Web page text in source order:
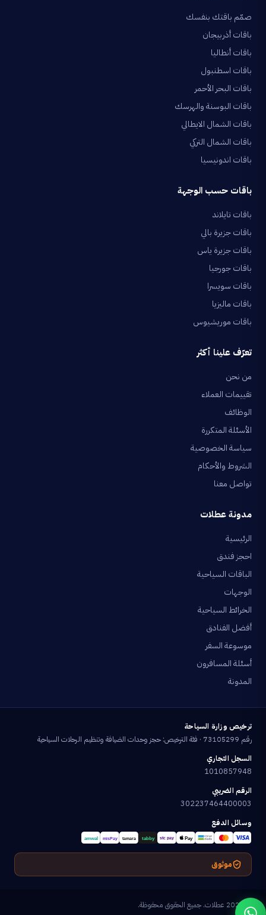
صمّم باقتك بنفسك
باقات أذربيجان
باقات أنطاليا
باقات اسطنبول
باقات البحر الأحمر
باقات البوسنة والهرسك
باقات الشمال الايطالي
باقات الشمال التركي
باقات اندونيسيا
باقات حسب الوجهة
باقات تايلاند
باقات جزيرة بالي
باقات جزيرة ياس
باقات جورجيا
باقات سويسرا
باقات ماليزيا
باقات موريشيوس
تعرّف علينا أكثر
من نحن
تقييمات العملاء
الوظائف
الأسئلة المتكررة
سياسة الخصوصية
الشروط والأحكام
تواصل معنا
مدونة عطلات
الرئيسية
احجز فندق
الباقات السياحية
الوجهات
الخرائط السياحية
أفضل الفنادق
موسوعة السفر
أسئلة المسافرون
المدونة
ترخيص وزارة السياحة
رقم 73105299 · فئة الترخيص: حجز وحدات الضيافة وتنظيم الرحلات السياحية
السجل التجاري
1010857948
الرقم الضريبي
302237464400003
وسائل الدفع
موثوق
© 2026 عطلات. جميع الحقوق محفوظة.